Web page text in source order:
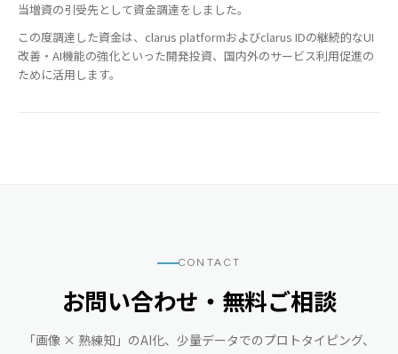
当増資の引受先として資金調達をしました。
この度調達した資金は、clarus platformおよびclarus IDの継続的なUI
改善・AI機能の強化といった開発投資、国内外のサービス利用促進の
ために活用します。
CONTACT
お問い合わせ・無料ご相談
「画像 × 熟練知」のAI化、少量データでのプロトタイピング、